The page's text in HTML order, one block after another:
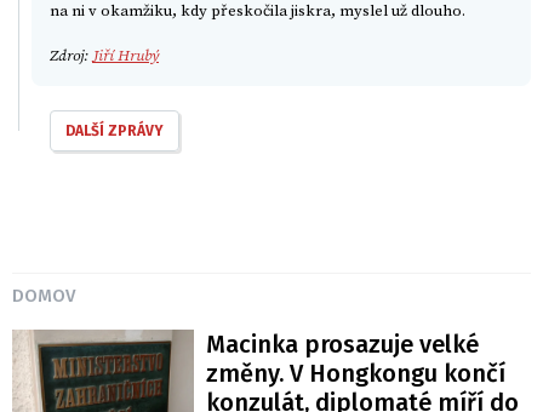
na ni v okamžiku, kdy přeskočila jiskra, myslel už dlouho.
Zdroj: Jiří Hrubý
DALŠÍ ZPRÁVY
DOMOV
Macinka prosazuje velké
změny. V Hongkongu končí
konzulát, diplomaté míří do